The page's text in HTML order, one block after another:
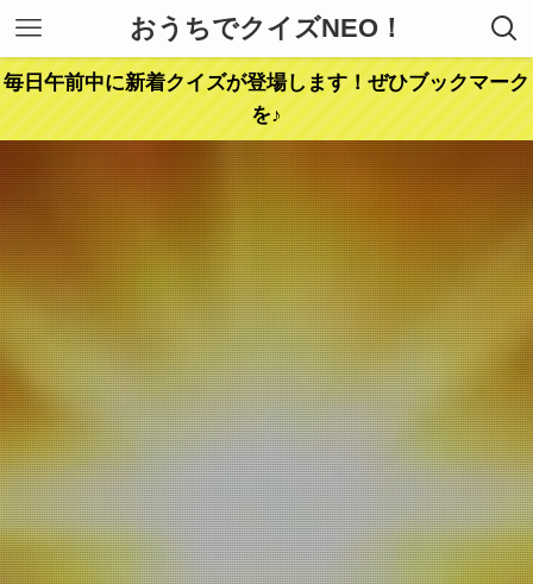
おうちでクイズNEO！
毎日午前中に新着クイズが登場します！ぜひブックマーク
を♪